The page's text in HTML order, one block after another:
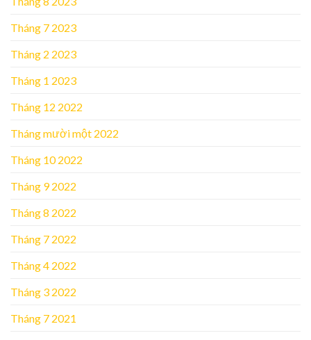
Tháng 7 2023
Tháng 2 2023
Tháng 1 2023
Tháng 12 2022
Tháng mười một 2022
Tháng 10 2022
Tháng 9 2022
Tháng 8 2022
Tháng 7 2022
Tháng 4 2022
Tháng 3 2022
Tháng 7 2021